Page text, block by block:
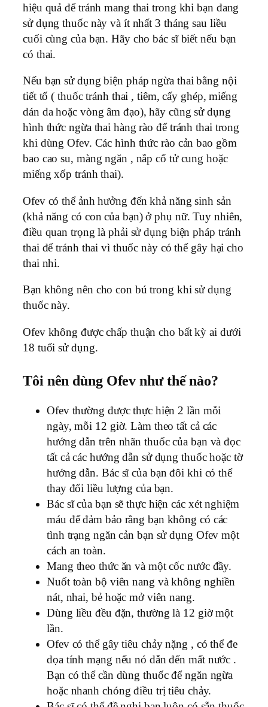
hiệu quả để tránh mang thai trong khi bạn đang
sử dụng thuốc này và ít nhất 3 tháng sau liều
cuối cùng của bạn. Hãy cho bác sĩ biết nếu bạn
có thai.
Nếu bạn sử dụng biện pháp ngừa thai bằng nội
tiết tố ( thuốc tránh thai , tiêm, cấy ghép, miếng
dán da hoặc vòng âm đạo), hãy cũng sử dụng
hình thức ngừa thai hàng rào để tránh thai trong
khi dùng Ofev. Các hình thức rào cản bao gồm
bao cao su, màng ngăn , nắp cổ tử cung hoặc
miếng xốp tránh thai).
Ofev có thể ảnh hưởng đến khả năng sinh sản
(khả năng có con của bạn) ở phụ nữ. Tuy nhiên,
điều quan trọng là phải sử dụng biện pháp tránh
thai để tránh thai vì thuốc này có thể gây hại cho
thai nhi.
Bạn không nên cho con bú trong khi sử dụng
thuốc này.
Ofev không được chấp thuận cho bất kỳ ai dưới
18 tuổi sử dụng.
Tôi nên dùng Ofev như thế nào?
Ofev thường được thực hiện 2 lần mỗi
ngày, mỗi 12 giờ. Làm theo tất cả các
hướng dẫn trên nhãn thuốc của bạn và đọc
tất cả các hướng dẫn sử dụng thuốc hoặc tờ
hướng dẫn. Bác sĩ của bạn đôi khi có thể
thay đổi liều lượng của bạn.
Bác sĩ của bạn sẽ thực hiện các xét nghiệm
máu để đảm bảo rằng bạn không có các
tình trạng ngăn cản bạn sử dụng Ofev một
cách an toàn.
Mang theo thức ăn và một cốc nước đầy.
Nuốt toàn bộ viên nang và không nghiền
nát, nhai, bẻ hoặc mở viên nang.
Dùng liều đều đặn, thường là 12 giờ một
lần.
Ofev có thể gây tiêu chảy nặng , có thể đe
dọa tính mạng nếu nó dẫn đến mất nước .
Bạn có thể cần dùng thuốc để ngăn ngừa
hoặc nhanh chóng điều trị tiêu chảy.